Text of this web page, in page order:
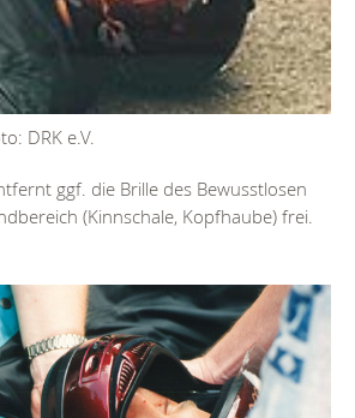
DRK e.V.
ggf. die Brille des Bewusstlosen
(Kinnschale, Kopfhaube) frei.